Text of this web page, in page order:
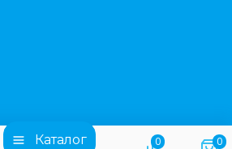
Каталог 0 0